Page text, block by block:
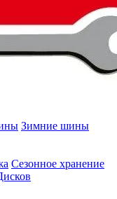
Зимние шины
Сезонное хранение